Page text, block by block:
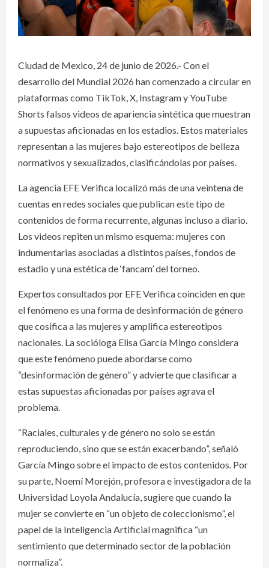
Ciudad de Mexico, 24 de junio de 2026.- Con el
desarrollo del Mundial 2026 han comenzado a circular en
plataformas como TikTok, X, Instagram y YouTube
Shorts falsos videos de apariencia sintética que muestran
a supuestas aficionadas en los estadios. Estos materiales
representan a las mujeres bajo estereotipos de belleza
normativos y sexualizados, clasificándolas por países.
La agencia EFE Verifica localizó más de una veintena de
cuentas en redes sociales que publican este tipo de
contenidos de forma recurrente, algunas incluso a diario.
Los videos repiten un mismo esquema: mujeres con
indumentarias asociadas a distintos países, fondos de
estadio y una estética de ‘fancam’ del torneo.
Expertos consultados por EFE Verifica coinciden en que
el fenómeno es una forma de desinformación de género
que cosifica a las mujeres y amplifica estereotipos
nacionales. La socióloga Elisa García Mingo considera
que este fenómeno puede abordarse como
“desinformación de género” y advierte que clasificar a
estas supuestas aficionadas por países agrava el
problema.
“Raciales, culturales y de género no solo se están
reproduciendo, sino que se están exacerbando”, señaló
García Mingo sobre el impacto de estos contenidos. Por
su parte, Noemí Morejón, profesora e investigadora de la
Universidad Loyola Andalucía, sugiere que cuando la
mujer se convierte en “un objeto de coleccionismo”, el
papel de la Inteligencia Artificial magnifica “un
sentimiento que determinado sector de la población
normaliza”.